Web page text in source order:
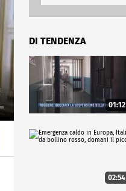
DI TENDENZA
01:12
02:54